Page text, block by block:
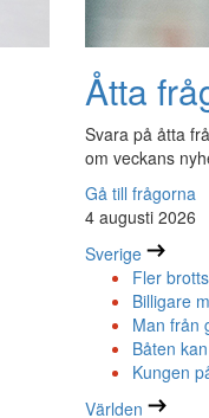
Åtta
Svara på åtta
om veckans
Gå till frågorna
4 augusti 2026
Sverige
Fler
Billigare
Man från
Båten
Kungen
Världen